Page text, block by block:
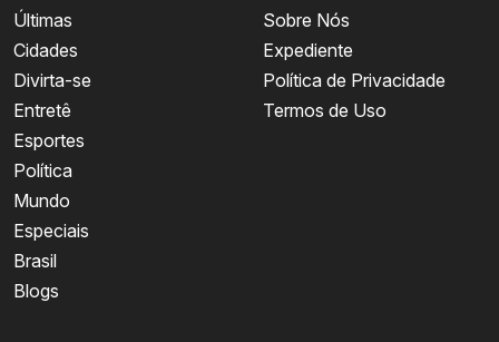
Últimas
Cidades
Divirta-se
Entretê
Esportes
Política
Mundo
Especiais
Brasil
Blogs
Sobre Nós
Expediente
Política de Privacidade
Termos de Uso